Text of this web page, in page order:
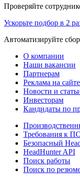
Проверяйте
Ускорьте подбор в 2
Автоматизируйте
О компании
Наши вакансии
Партнерам
Реклама на сайте
Новости и
Инвесторам
Кандидаты по
Требования к
Безопасный
HeadHunter API
Поиск работы
Поиск по